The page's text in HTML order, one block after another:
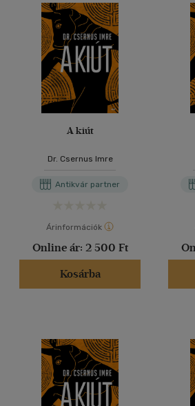
A kiút
Dr. Csernus Imre
Antikvár partner
Árinformációk
Online ár: 2 500 Ft
Kosárba